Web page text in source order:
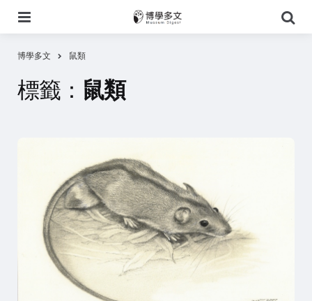
尋
博學多文 鼠類
標籤： 鼠類